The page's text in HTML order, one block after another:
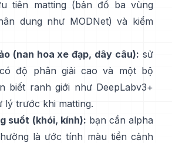
tiên matting (bản đồ ba vùng
dung như MODNet) và kiểm
(nan hoa xe đạp, dây câu): sử
độ phân giải cao và một bộ
biết ranh giới như DeepLabv3+
lý trước khi matting.
suốt (khói, kính): bạn cần alpha
là ước tính màu tiền cảnh